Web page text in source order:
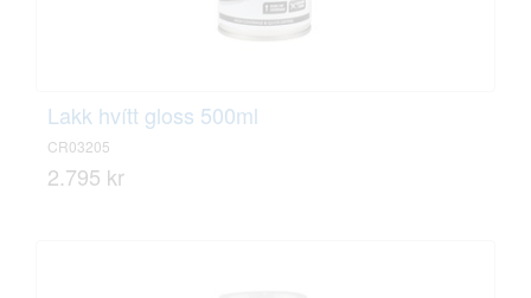
Lakk hvítt gloss 500ml
CR03205
2.795 kr